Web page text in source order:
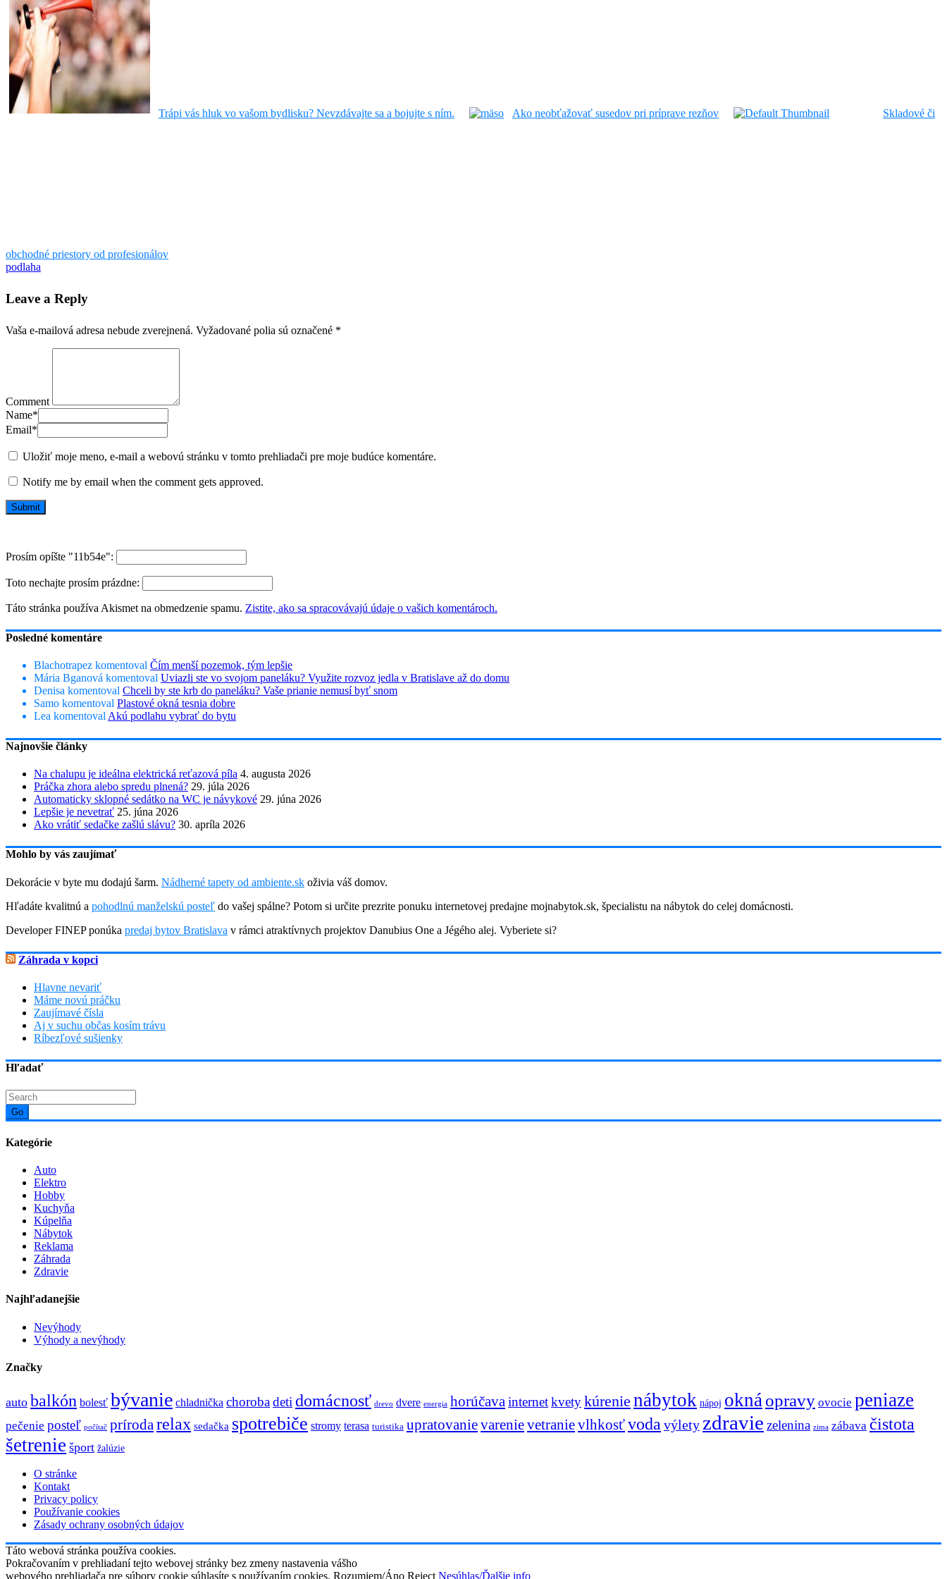
Trápi vás hluk vo vašom bydlisku? Nevzdávajte sa a bojujte s ním. Ako neobťažovať susedov pri príprave rezňov Skladové či
obchodné priestory od profesionálov
podlaha
Leave a Reply
Vaša e-mailová adresa nebude zverejnená. Vyžadované polia sú označené *
Comment
Name*
Email*
Uložiť moje meno, e-mail a webovú stránku v tomto prehliadači pre moje budúce komentáre.
Notify me by email when the comment gets approved.
Prosím opíšte "11b54e":
Toto nechajte prosím prázdne:
Táto stránka používa Akismet na obmedzenie spamu. Zistite, ako sa spracovávajú údaje o vašich komentároch.
Posledné komentáre
Blachotrapez komentoval Čím menší pozemok, tým lepšie
Mária Bganová komentoval Uviazli ste vo svojom paneláku? Využite rozvoz jedla v Bratislave až do domu
Denisa komentoval Chceli by ste krb do paneláku? Vaše prianie nemusí byť snom
Samo komentoval Plastové okná tesnia dobre
Lea komentovalAkú podlahu vybrať do bytu
Najnovšie články
Na chalupu je ideálna elektrická reťazová píla 4. augusta 2026
Práčka zhora alebo spredu plnená? 29. júla 2026
Automaticky sklopné sedátko na WC je návykové 29. júna 2026
Lepšie je nevetrať 25. júna 2026
Ako vrátiť sedačke zašlú slávu? 30. apríla 2026
Mohlo by vás zaujímať
Dekorácie v byte mu dodajú šarm. Nádherné tapety od ambiente.sk oživia váš domov.
Hľadáte kvalitnú a pohodlnú manželskú posteľ do vašej spálne? Potom si určite prezrite ponuku internetovej predajne mojnabytok.sk, špecialistu na nábytok do celej domácnosti.
Developer FINEP ponúka predaj bytov Bratislava v rámci atraktívnych projektov Danubius One a Jégého alej. Vyberiete si?
Záhrada v kopci
Hlavne nevariť
Máme novú práčku
Zaujímavé čísla
Aj v suchu občas kosím trávu
Ríbezľové sušienky
Hľadať
Go
Kategórie
Auto
Elektro
Hobby
Kuchyňa
Kúpelňa
Nábytok
Reklama
Záhrada
Zdravie
Najhľadanejšie
Nevýhody
Výhody a nevýhody
Značky
auto balkón bolesť bývanie chladnička chorobadeti domácnosť drevo dvere energia horúčavainternetkvetykúrenie nábytok nápoj oknáopravy ovocie peniaze
pečenie posteľ počítač prírodarelax sedačka spotrebiče stromy terasa turistika upratovanievarenievetranievlhkosťvoda výlety zdravie zelenina zima zábava čistota
šetrenie šport žalúzie
O stránke
Kontakt
Privacy policy
Používanie cookies
Zásady ochrany osobných údajov
Táto webová stránka používa cookies.
Pokračovaním v prehliadaní tejto webovej stránky bez zmeny nastavenia vášho
webového prehliadača pre súbory cookie súhlasíte s používaním cookies. Rozumiem/Áno Reject Nesúhlas/Ďalšie info